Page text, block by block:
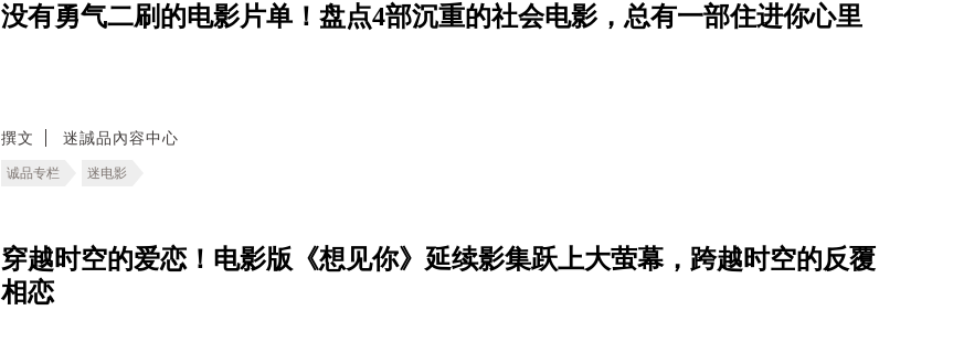
没有勇气二刷的电影片单！盘点4部沉重的社会电影，总有一部住进你心里
撰文 迷誠品內容中心
诚品专栏 迷电影
穿越时空的爱恋！电影版《想见你》延续影集跃上大萤幕，跨越时空的反覆
相恋